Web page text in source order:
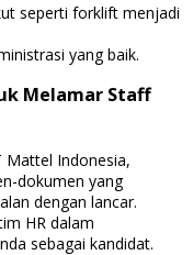
seperti forklift menjadi
yang baik.
Melamar Staff
Mattel Indonesia,
dokumen yang
dengan lancar.
HR dalam
sebagai kandidat.